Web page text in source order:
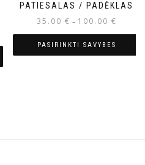
PATIESALAS / PADĖKLAS
35.00 € – 100.00 €
PASIRINKTI SAVYBES